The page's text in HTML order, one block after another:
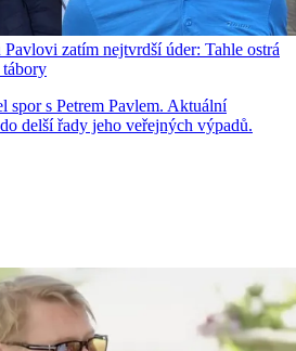
zatím nejtvrdší úder: Tahle ostrá
spor s Petrem Pavlem. Aktuální
delší řady jeho veřejných výpadů.